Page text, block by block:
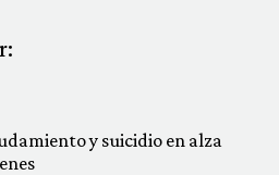
y suicidio en alza